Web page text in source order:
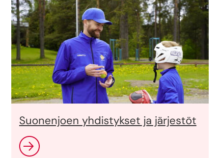
Suonenjoen yhdistykset ja järjestöt